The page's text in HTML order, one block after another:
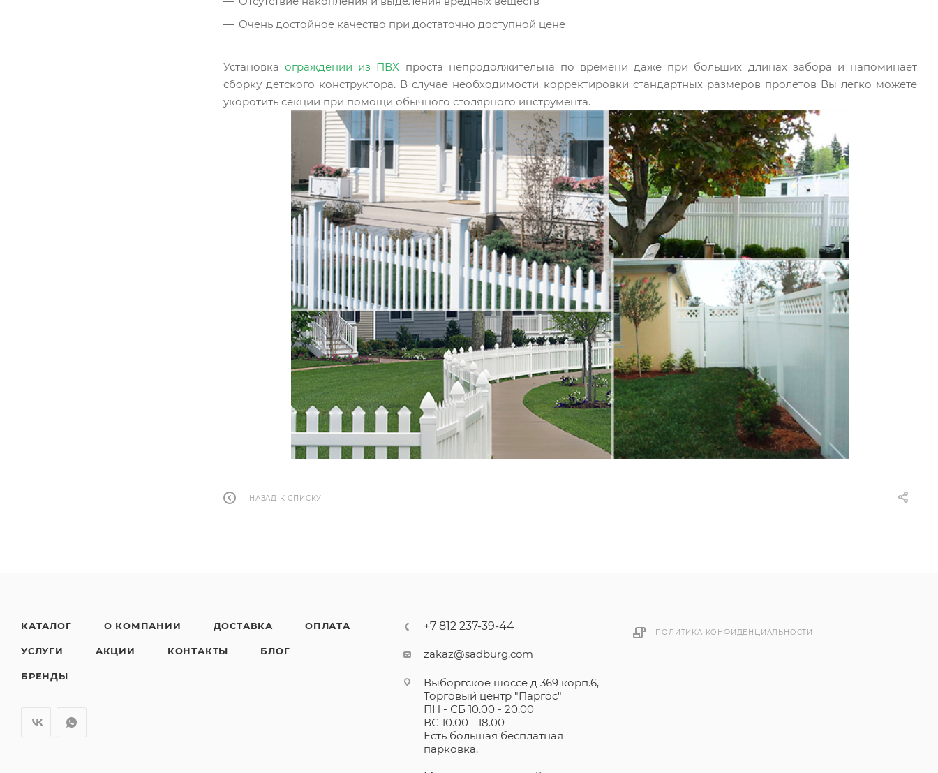
Очень достойное качество при достаточно доступной цене
Установкаограждений из ПВХ проста непродолжительна по времени даже при больших длинах забора и напоминает
сборку детского конструктора. В случае необходимости корректировки стандартных размеров пролетов Вы легко можете
укоротить секции при помощи обычного столярного инструмента.
НАЗАД К СПИСКУ
КАТАЛОГ О КОМПАНИИ ДОСТАВКА ОПЛАТА
УСЛУГИ АКЦИИ КОНТАКТЫ БЛОГ
БРЕНДЫ
+7 812 237-39-44
zakaz@sadburg.com
Выборгское шоссе д 369 корп.6,
Торговый центр "Паргос"
ПН - СБ 10.00 - 20.00
ВС 10.00 - 18.00
Есть большая бесплатная
парковка.
ПОЛИТИКА КОНФИДЕНЦИАЛЬНОСТИ